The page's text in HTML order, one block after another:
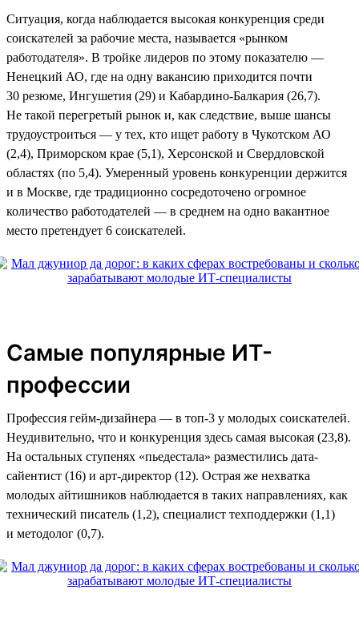
Ситуация, когда наблюдается высокая конкуренция среди
соискателей за рабочие места, называется «рынком
работодателя». В тройке лидеров по этому показателю —
Ненецкий АО, где на одну вакансию приходится почти
30 резюме, Ингушетия (29) и Кабардино-Балкария (26,7).
Не такой перегретый рынок и, как следствие, выше шансы
трудоустроиться — у тех, кто ищет работу в Чукотском АО
(2,4), Приморском крае (5,1), Херсонской и Свердловской
областях (по 5,4). Умеренный уровень конкуренции держится
и в Москве, где традиционно сосредоточено огромное
количество работодателей — в среднем на одно вакантное
место претендует 6 соискателей.
Самые популярные ИТ-
профессии
Профессия гейм-дизайнера — в топ-3 у молодых соискателей.
Неудивительно, что и конкуренция здесь самая высокая (23,8).
На остальных ступенях «пьедестала» разместились дата-
сайентист (16) и арт-директор (12). Острая же нехватка
молодых айтишников наблюдается в таких направлениях, как
технический писатель (1,2), специалист техподдержки (1,1)
и методолог (0,7).